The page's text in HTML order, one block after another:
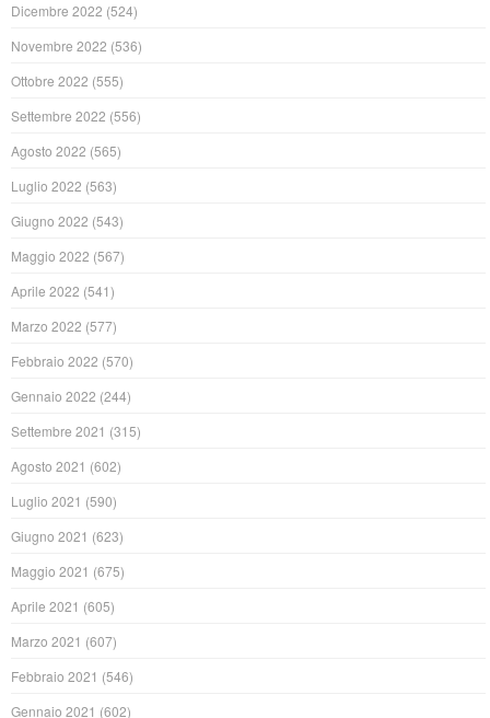
Dicembre 2022 (524)
Novembre 2022 (536)
Ottobre 2022 (555)
Settembre 2022 (556)
Agosto 2022 (565)
Luglio 2022 (563)
Giugno 2022 (543)
Maggio 2022 (567)
Aprile 2022 (541)
Marzo 2022 (577)
Febbraio 2022 (570)
Gennaio 2022 (244)
Settembre 2021 (315)
Agosto 2021 (602)
Luglio 2021 (590)
Giugno 2021 (623)
Maggio 2021 (675)
Aprile 2021 (605)
Marzo 2021 (607)
Febbraio 2021 (546)
Gennaio 2021 (602)